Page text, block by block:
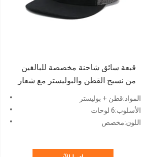
قبعة سائق شاحنة مخصصة للبالغين
من نسيج القطن والبوليستر مع شعار
تطريز ضبط الحجم
المواد:قطن + بوليستر
الأسلوب:6 لوحات
اللون:مخصص